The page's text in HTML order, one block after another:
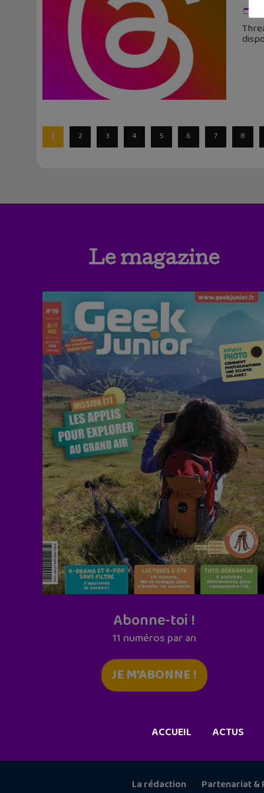
1 2 3 4 5 6 7 8
Le magazine
Abonne-toi !
11 numéros par an
JE M'ABONNE !
ACCUEIL ACTUS
La rédaction Partenariat &